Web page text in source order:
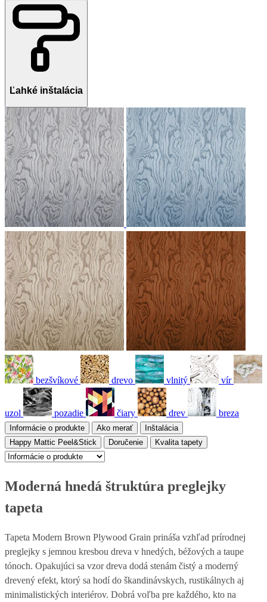
Ľahké inštalácia
bezšvíkové drevo vlnitý vír
uzol pozadie čiary drev breza
Informácie o produkte Ako merať
Inštalácia
Happy Mattic Peel&Stick
Doručenie Kvalita tapety
Moderná hnedá štruktúra preglejky
tapeta
Tapeta Modern Brown Plywood Grain prináša vzhľad prírodnej
preglejky s jemnou kresbou dreva v hnedých, béžových a taupe
tónoch. Opakujúci sa vzor dreva dodá stenám čistý a moderný
drevený efekt, ktorý sa hodí do škandinávskych, rustikálnych aj
minimalistických interiérov. Dobrá voľba pre každého, kto na